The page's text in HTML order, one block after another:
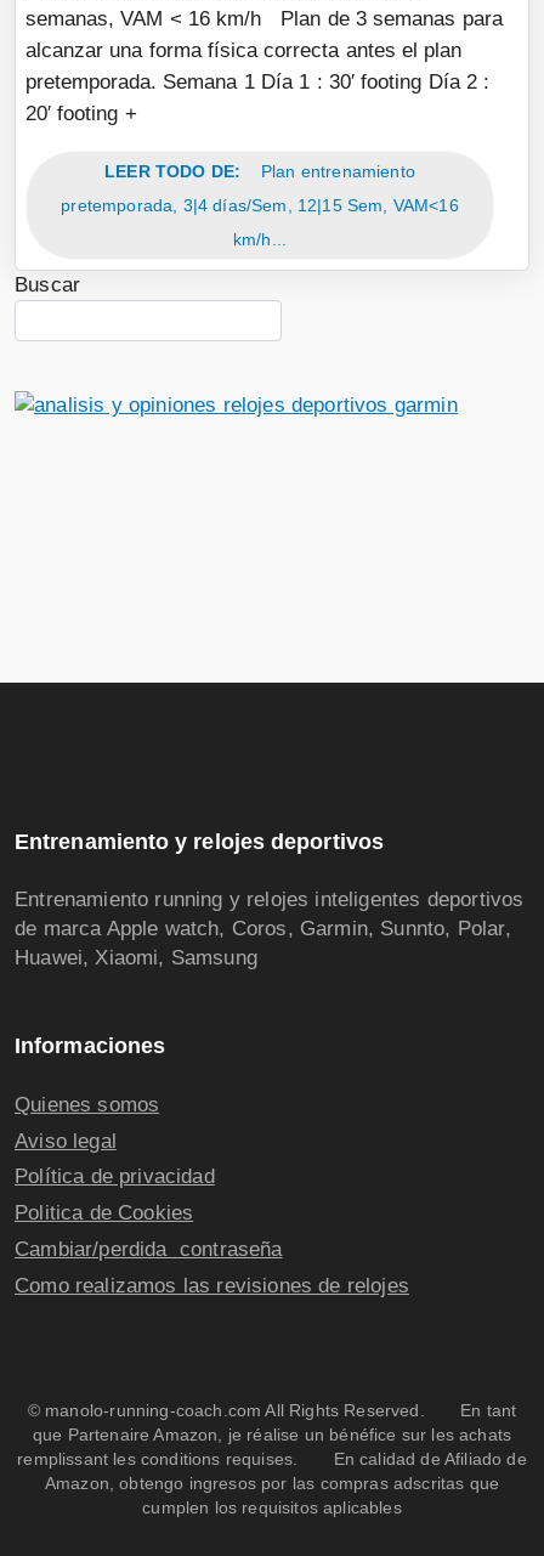
semanas, VAM < 16 km/h Plan de 3 semanas para
alcanzar una forma física correcta antes el plan
pretemporada. Semana 1 Día 1 : 30′ footing Día 2 :
20′ footing +
LEER TODO DE: Plan entrenamiento
pretemporada, 3|4 días/Sem, 12|15 Sem, VAM<16
km/h...
Buscar
Entrenamiento y relojes deportivos
Entrenamiento running y relojes inteligentes deportivos
de marca Apple watch, Coros, Garmin, Sunnto, Polar,
Huawei, Xiaomi, Samsung
Informaciones
Quienes somos
Aviso legal
Política de privacidad
Politica de Cookies
Cambiar/perdida contraseña
Como realizamos las revisiones de relojes
© manolo-running-coach.com All Rights Reserved. En tant
que Partenaire Amazon, je réalise un bénéfice sur les achats
remplissant les conditions requises. En calidad de Afiliado de
Amazon, obtengo ingresos por las compras adscritas que
cumplen los requisitos aplicables